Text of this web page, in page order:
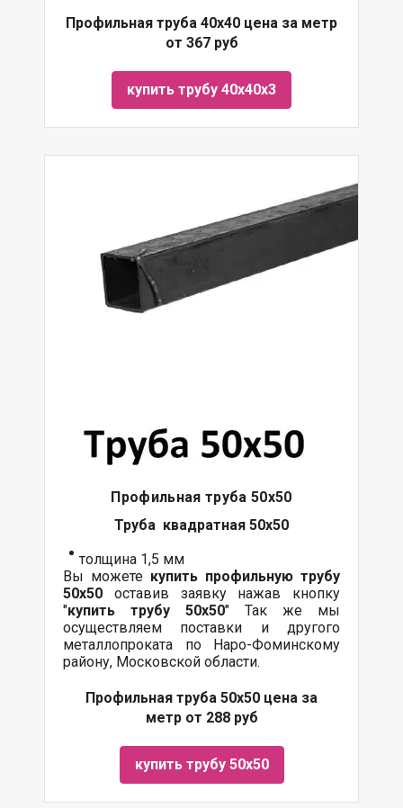
Профильная труба 40х40 цена за метр
от 367 руб
купить трубу 40х40х3
Профильная труба 50х50
Труба квадратная 50х50
толщина 1,5 мм
Вы можете купить профильную трубу
50х50 оставив заявку нажав кнопку
"купить трубу 50х50" Так же мы
осуществляем поставки и другого
металлопроката по Наро-Фоминскому
району, Московской области.
Профильная труба 50х50 цена за
метр от 288 руб
купить трубу 50х50